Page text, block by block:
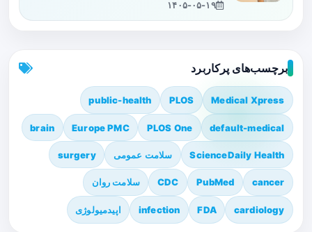
۱۴۰۵-۰۵-۱۹
برچسب‌های پرکاربرد
Medical Xpress
PLOS
public-health
default-medical
PLOS One
Europe PMC
brain
ScienceDaily Health سلامت عمومی surgery
cancer
PubMed
CDC سلامت روان
cardiology
FDA
infection اپیدمیولوژی